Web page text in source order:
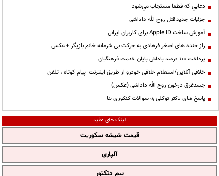
دعايي كه قطعا مستجاب مي‌شود
جزئیات جدید قتل روح الله داداشی
آموزش ساخت Apple ID برای کاربران ایرانی
راز خنده های اصغر فرهادی به حرکت بی شرمانه خانم بازیگر + عکس
پرداخت ۱۰۰ درصد پاداش پایان خدمت فرهنگیان
خلافی آنلاین/استعلام خلافی خودرو از طریق اینترنت، پیام کوتاه ، تلفن
جسدغرق درخون روح الله داداشی (عکس)
پاسخ های دکتر توکلی به سوالات کنکوری ها
لینک های مفید
قیمت شیشه سکوریت
آلپاری
بیم دتکتور